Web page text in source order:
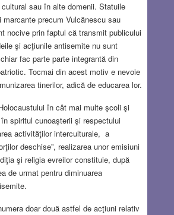
sau în alte domenii. Statuile
marcante precum Vulcănescu sau
nocive prin faptul că transmit publicului
şi acţiunile antisemite nu sunt
fac parte parte integrantă din
Tocmai din acest motiv e nevoie
tinerilor, adică de educarea lor.
în cât mai multe şcoli şi
spiritul cunoaşterii şi respectului
activităţilor interculturale, a
deschise”, realizarea unor emisiuni
şi religia evreilor constituie, după
de urmat pentru diminuarea
doar două astfel de acţiuni relativ